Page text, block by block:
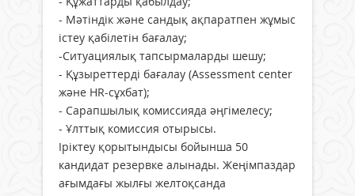
- Мәтіндік және сандық ақпаратпен жұмыс
істеу қабілетін бағалау;
-Ситуациялық тапсырмаларды шешу;
- Құзыреттерді бағалау (Assessment center
және HR-сұхбат);
- Сарапшылық комиссияда әңгімелесу;
- Ұлттық комиссия отырысы.
Іріктеу қорытындысы бойынша 50
кандидат резервке алынады. Жеңімпаздар
ағымдағы жылғы желтоқсанда